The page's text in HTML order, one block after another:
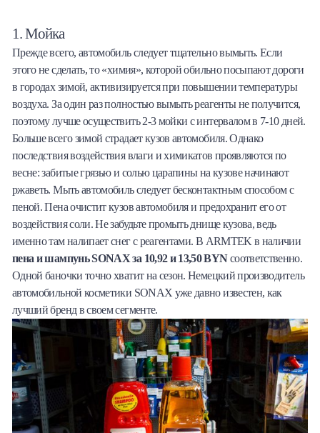
1. Мойка
Прежде всего, автомобиль следует тщательно вымыть. Если
этого не сделать, то «химия», которой обильно посыпают дороги
в городах зимой, активизируется при повышении температуры
воздуха. За один раз полностью вымыть реагенты не получится,
поэтому лучше осуществить 2-3 мойки с интервалом в 7-10 дней.
Больше всего зимой страдает кузов автомобиля. Однако
последствия воздействия влаги и химикатов проявляются по
весне: забитые грязью и солью царапины на кузове начинают
ржаветь. Мыть автомобиль следует бесконтактным способом с
пеной. Пена очистит кузов автомобиля и предохранит его от
воздействия соли. Не забудьте промыть днище кузова, ведь
именно там налипает снег с реагентами. В ARMTEK в наличии
пена и шампунь SONAX за 10,92 и 13,50 BYNсоответственно.
Одной баночки точно хватит на сезон. Немецкий производитель
автомобильной косметики SONAX уже давно известен, как
лучший бренд в своем сегменте.